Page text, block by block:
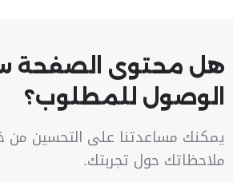
هل محتوى الصفحة
الوصول للمطلوب؟
يمكنك مساعدتنا على التحسين من
ملاحظاتك حول تجربتك.